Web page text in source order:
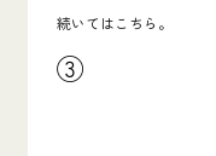
続いてはこちら。
③